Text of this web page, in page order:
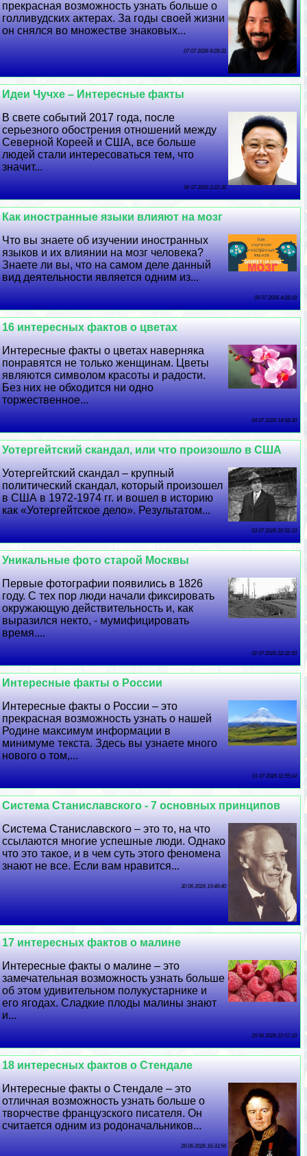
прекрасная возможность узнать больше о
голливудских актерах. За годы своей жизни
он снялся во множестве знаковых...
07 07 2026 8:28:31
Идеи Чучхе – Интересные факты
В свете событий 2017 года, после
серьезного обострения отношений между
Северной Кореей и США, все больше
людей стали интересоваться тем, что
значит...
06 07 2026 2:22:36
Как иностранные языки влияют на мозг
Что вы знаете об изучении иностранных
языков и их влиянии на мозг человека?
Знаете ли вы, что на самом деле данный
вид деятельности является одним из...
05 07 2026 4:28:18
16 интересных фактов о цветах
Интересные факты о цветах наверняка
понравятся не только женщинам. Цветы
являются символом красоты и радости.
Без них не обходится ни одно
торжественное...
04 07 2026 14:58:30
Уотергeйтский скандал, или что произошло в США
Уотергeйтский скандал – крупный
политический скандал, который произошел
в США в 1972-1974 гг. и вошел в историю
как «Уотергeйтское дело». Результатом...
03 07 2026 20:52:33
Уникальные фото старой Москвы
Первые фотографии появились в 1826
году. С тех пор люди начали фиксировать
окружающую действительность и, как
выразился некто, - мумифицировать
время....
02 07 2026 22:32:50
Интересные факты о России
Интересные факты о России – это
прекрасная возможность узнать о нашей
Родине максимум информации в
минимуме текста. Здесь вы узнаете много
нового о том,...
01 07 2026 11:55:14
Система Станиславского - 7 основных принципов
Система Станиславского – это то, на что
ссылаются многие успешные люди. Однако
что это такое, и в чем суть этого феномена
знают не все. Если вам нравится...
30 06 2026 19:48:40
17 интересных фактов о малине
Интересные факты о малине – это
замечательная возможность узнать больше
об этом удивительном полукустарнике и
его ягодах. Сладкие плоды малины знают
и...
29 06 2026 22:57:10
18 интересных фактов о Стендале
Интересные факты о Стендале – это
отличная возможность узнать больше о
творчестве французского писателя. Он
считается одним из родоначальников...
28 06 2026 16:33:56